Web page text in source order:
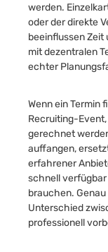
werden.
oder der direkte
beeinflussen Zeit
mit dezentralen
echter
Wenn ein Termin
Recruiting-
gerechnet
auffangen,
erfahrener
schnell
brauchen.
Unterschied
professionell